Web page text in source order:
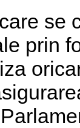
se
prin